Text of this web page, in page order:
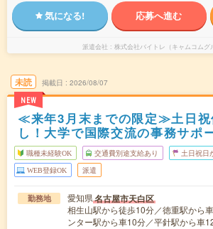
気になる! 応募へ進む
派遣会社 株式会社バイトレ（キャムコムグ
未読
NEW
掲載日 2026/08/07
≪来年3月末までの限定≫土日祝
し！大学で国際交流の事務サポ
職種未経験OK 交通費別途支給あり 土日祝日
WEB登録OK 派遣
勤務地 愛知県名古屋市天白区
相生山駅から徒歩10分／徳重駅から
ンター駅から車10分／平針駅から車